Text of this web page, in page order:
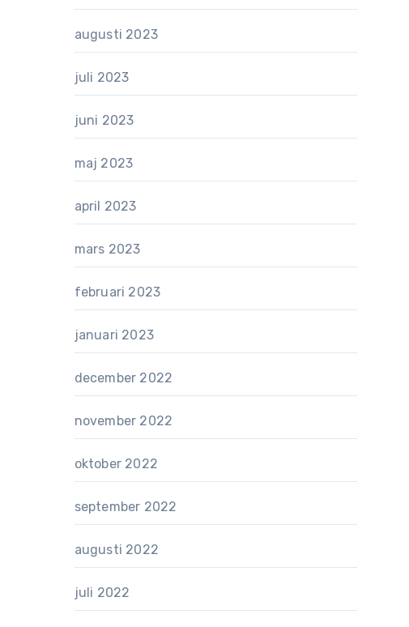
augusti 2023
juli 2023
juni 2023
maj 2023
april 2023
mars 2023
februari 2023
januari 2023
december 2022
november 2022
oktober 2022
september 2022
augusti 2022
juli 2022